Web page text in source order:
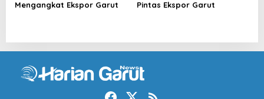
Mengangkat Ekspor Garut
Pintas Ekspor Garut